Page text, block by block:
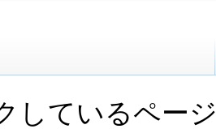
しているページ